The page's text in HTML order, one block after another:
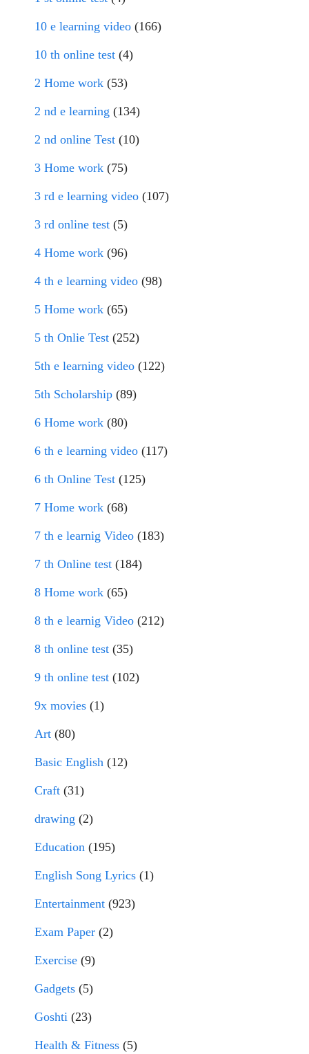
10 e learning video (166)
10 th online test (4)
2 Home work (53)
2 nd e learning (134)
2 nd online Test (10)
3 Home work (75)
3 rd e learning video (107)
3 rd online test (5)
4 Home work (96)
4 th e learning video (98)
5 Home work (65)
5 th Onlie Test (252)
5th e learning video (122)
5th Scholarship (89)
6 Home work (80)
6 th e learning video (117)
6 th Online Test (125)
7 Home work (68)
7 th e learnig Video (183)
7 th Online test (184)
8 Home work (65)
8 th e learnig Video (212)
8 th online test (35)
9 th online test (102)
9x movies (1)
Art (80)
Basic English (12)
Craft (31)
drawing (2)
Education (195)
English Song Lyrics (1)
Entertainment (923)
Exam Paper (2)
Exercise (9)
Gadgets (5)
Goshti (23)
Health & Fitness (5)